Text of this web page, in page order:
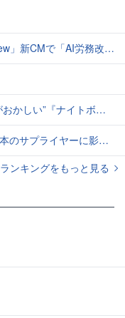
をAIが分析したら「すぐに休んで」と言われる？
の絶叫顔うちわが全国の劇場に［ホラー通信］
サプライヤーに影響も
ンキングをもっと見る